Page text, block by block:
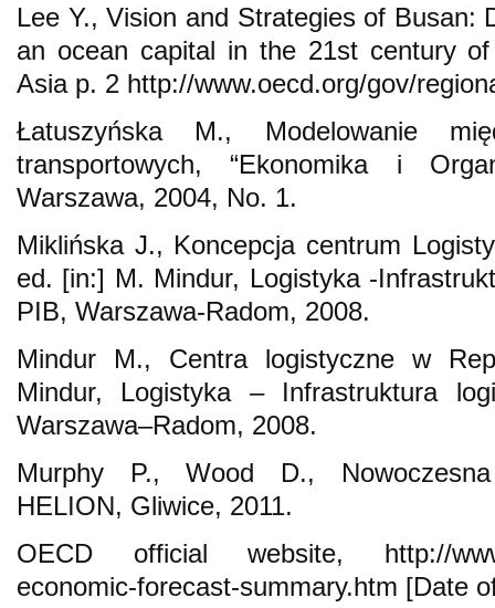
Lee Y., Vision and Strategies of Busan:
an ocean capital in the 21st century
Asia p. 2 http://www.oecd.org/gov/
Łatuszyńska M., Modelowanie
transportowych, “Ekonomika i
Warszawa, 2004, No. 1.
Miklińska J., Koncepcja centrum
ed. [in:] M. Mindur, Logistyka -
PIB, Warszawa-Radom, 2008.
Mindur M., Centra logistyczne w
Mindur, Logistyka – Infrastruktura
Warszawa–Radom, 2008.
Murphy P., Wood D.,
HELION, Gliwice, 2011.
OECD official website, http://
economic-forecast-summary.htm [Date